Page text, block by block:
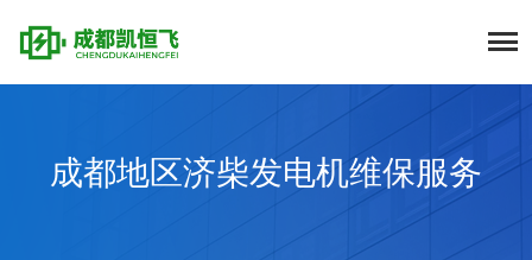
成都地区济柴发电机维保服务